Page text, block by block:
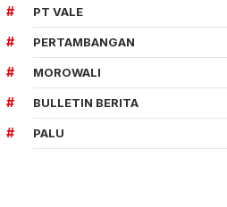
PT VALE
PERTAMBANGAN
MOROWALI
BULLETIN BERITA
PALU